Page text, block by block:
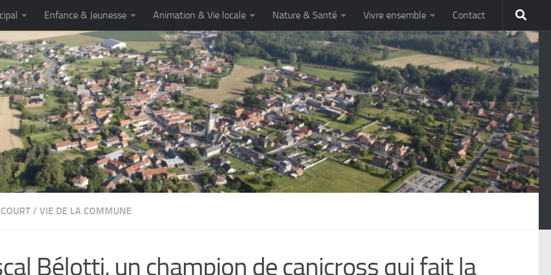
Enfance & Jeunesse Animation & Vie locale Nature & Santé Vivre ensemble Contact
/ VIE DE LA COMMUNE
Bélotti, un champion de canicross qui fait la